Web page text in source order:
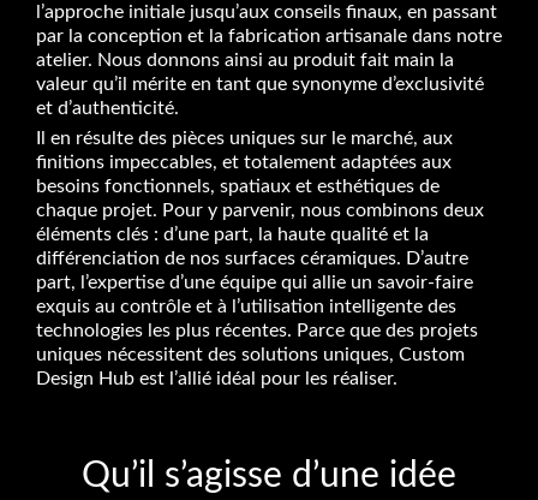
l’approche initiale jusqu’aux conseils finaux, en passant
par la conception et la fabrication artisanale dans notre
atelier. Nous donnons ainsi au produit fait main la
valeur qu’il mérite en tant que synonyme d’exclusivité
et d’authenticité.
Il en résulte des pièces uniques sur le marché, aux
finitions impeccables, et totalement adaptées aux
besoins fonctionnels, spatiaux et esthétiques de
chaque projet. Pour y parvenir, nous combinons deux
éléments clés : d’une part, la haute qualité et la
différenciation de nos surfaces céramiques. D’autre
part, l’expertise d’une équipe qui allie un savoir-faire
exquis au contrôle et à l’utilisation intelligente des
technologies les plus récentes. Parce que des projets
uniques nécessitent des solutions uniques, Custom
Design Hub est l’allié idéal pour les réaliser.
Qu’il s’agisse d’une idée